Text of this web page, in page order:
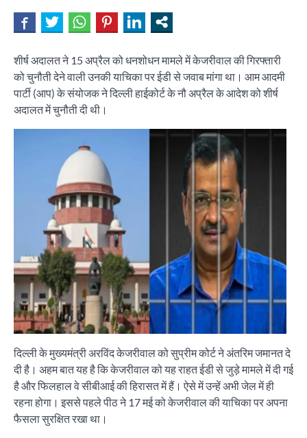
शीर्ष अदालत ने 15 अप्रैल को धनशोधन मामले में केजरीवाल की गिरफ्तारी
को चुनौती देने वाली उनकी याचिका पर ईडी से जवाब मांगा था। आम आदमी
पार्टी (आप) के संयोजक ने दिल्ली हाईकोर्ट के नौ अप्रैल के आदेश को शीर्ष
अदालत में चुनौती दी थी।
दिल्ली के मुख्यमंत्री अरविंद केजरीवाल को सुप्रीम कोर्ट ने अंतरिम जमानत दे
दी है। अहम बात यह है कि केजरीवाल को यह राहत ईडी से जुड़े मामले में दी गई
है और फिलहाल वे सीबीआई की हिरासत में हैं। ऐसे में उन्हें अभी जेल में ही
रहना होगा। इससे पहले पीठ ने 17 मई को केजरीवाल की याचिका पर अपना
फैसला सुरक्षित रखा था।